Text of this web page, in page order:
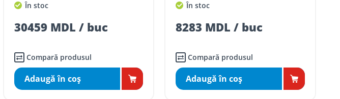
În stoc
30459 MDL / buc
Compară produsul
Adaugă în coş
În stoc
8283 MDL / buc
Compară produsul
Adaugă în coş